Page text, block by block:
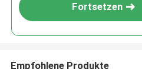
Fortsetzen
Empfohlene Produkte